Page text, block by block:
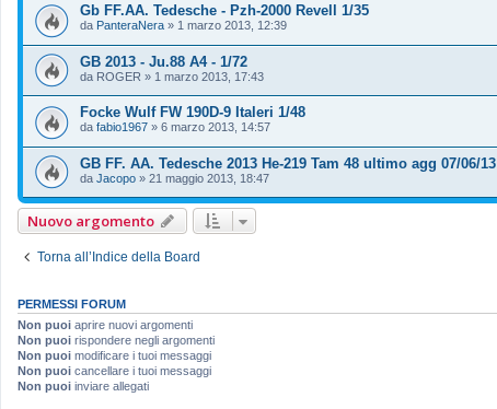
Gb FF.AA. Tedesche - Pzh-2000 Revell 1/35
da PanteraNera » 1 marzo 2013, 12:39
GB 2013 - Ju.88 A4 - 1/72
da ROGER » 1 marzo 2013, 17:43
Focke Wulf FW 190D-9 Italeri 1/48
da fabio1967 » 6 marzo 2013, 14:57
GB FF. AA. Tedesche 2013 He-219 Tam 48 ultimo agg 07/06/13
da Jacopo » 21 maggio 2013, 18:47
Nuovo argomento
Torna all’Indice della Board
PERMESSI FORUM
Non puoi aprire nuovi argomenti
Non puoi rispondere negli argomenti
Non puoi modificare i tuoi messaggi
Non puoi cancellare i tuoi messaggi
Non puoi inviare allegati